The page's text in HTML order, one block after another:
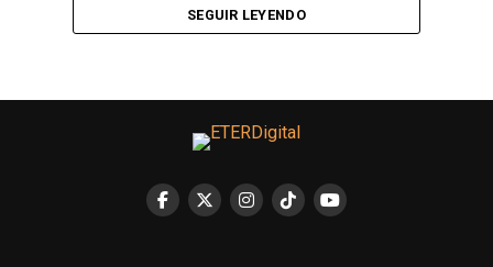
SEGUIR LEYENDO